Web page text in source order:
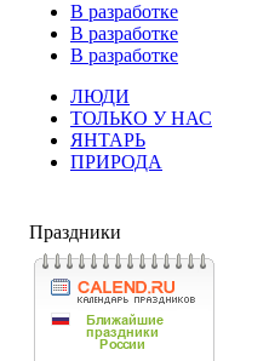
В разработке
В разработке
В разработке
ЛЮДИ
ТОЛЬКО У НАС
ЯНТАРЬ
ПРИРОДА
Праздники